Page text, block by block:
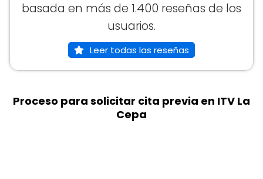
basada en más de 1.400 reseñas de los
usuarios.
Leer todas las reseñas
Proceso para solicitar cita previa en ITV La
Cepa